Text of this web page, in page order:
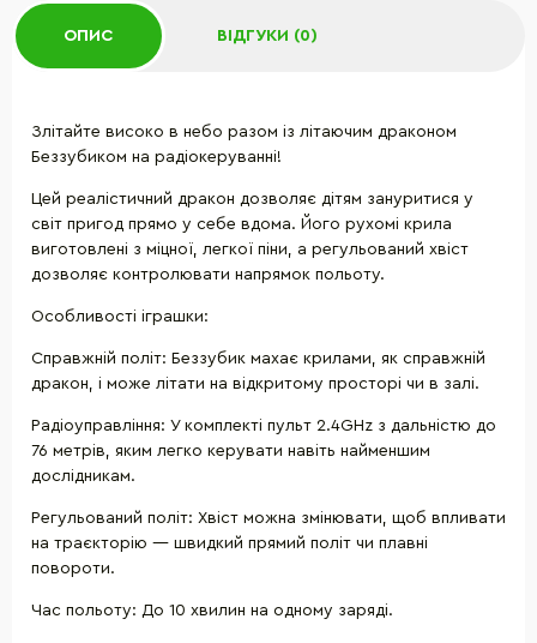
ОПИС ВІДГУКИ (0)
Злітайте високо в небо разом із літаючим драконом
Беззубиком на радіокеруванні!
Цей реалістичний дракон дозволяє дітям зануритися у
світ пригод прямо у себе вдома. Його рухомі крила
виготовлені з міцної, легкої піни, а регульований хвіст
дозволяє контролювати напрямок польоту.
Особливості іграшки:
Справжній політ: Беззубик махає крилами, як справжній
дракон, і може літати на відкритому просторі чи в залі.
Радіоуправління: У комплекті пульт 2.4GHz з дальністю до
76 метрів, яким легко керувати навіть найменшим
дослідникам.
Регульований політ: Хвіст можна змінювати, щоб впливати
на траєкторію — швидкий прямий політ чи плавні
повороти.
Час польоту: До 10 хвилин на одному заряді.